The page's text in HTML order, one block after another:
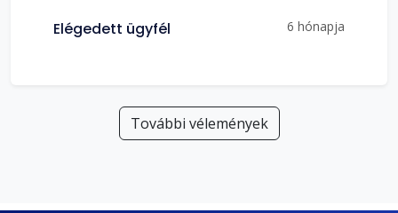
Elégedett ügyfél 6 hónapja
További vélemények